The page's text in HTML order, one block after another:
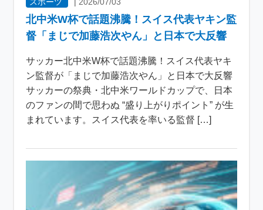
北中米W杯で話題沸騰！スイス代表ヤキン監
督「まじで加藤浩次やん」と日本で大反響
サッカー北中米W杯で話題沸騰！スイス代表ヤキ
ン監督が「まじで加藤浩次やん」と日本で大反響
サッカーの祭典・北中米ワールドカップで、日本
のファンの間で思わぬ “盛り上がりポイント” が生
まれています。スイス代表を率いる監督 […]